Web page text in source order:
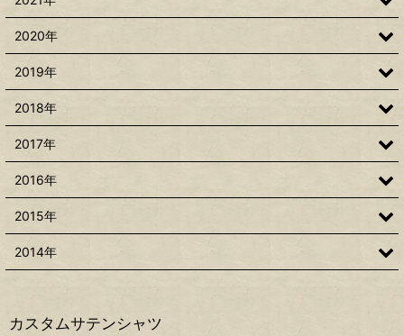
カスタムサテンシャツ
2020年
2019年
2018年
2017年
2016年
2015年
2014年